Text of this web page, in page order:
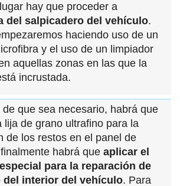
hay que proceder a
del salpicadero del vehículo.
haciendo uso de un
y el uso de un limpiador
aquellas zonas en las que la
incrustada.
de que sea necesario, habrá que
lija de grano ultrafino para la
de los restos en el panel de
habrá que aplicar el
para la reparación de
del interior del vehículo. Para